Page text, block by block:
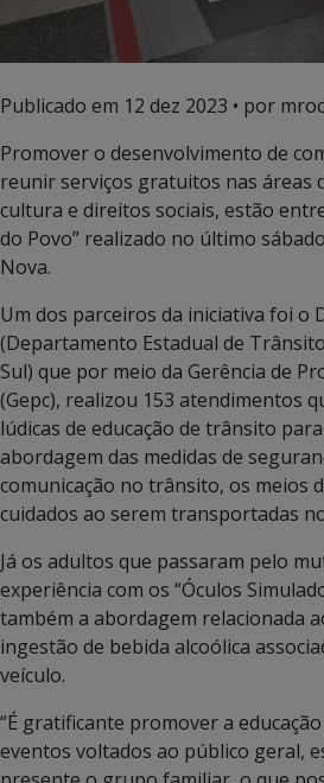
Publicado em 12 dez 2023 • por
Promover o desenvolvimento de
reunir serviços gratuitos nas áreas
cultura e direitos sociais, estão
do Povo” realizado no último
Nova.
Um dos parceiros da iniciativa foi o
(Departamento Estadual de
Sul) que por meio da Gerência de
(Gepc), realizou 153 atendimentos
lúdicas de educação de trânsito
abordagem das medidas de
comunicação no trânsito, os meios
cuidados ao serem transportadas
Já os adultos que passaram pelo
experiência com os “Óculos
também a abordagem relacionada
ingestão de bebida alcoólica
veículo.
“É gratificante promover a
eventos voltados ao público geral,